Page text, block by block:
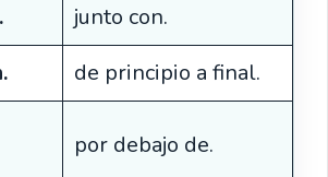
junto con.
de principio a final.
por debajo de.